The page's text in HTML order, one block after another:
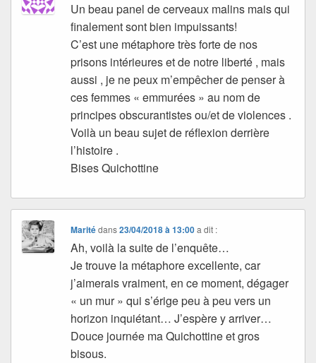
Un beau panel de cerveaux malins mais qui
finalement sont bien impuissants!
C’est une métaphore très forte de nos
prisons intérieures et de notre liberté , mais
aussi , je ne peux m’empêcher de penser à
ces femmes « emmurées » au nom de
principes obscurantistes ou/et de violences .
Voilà un beau sujet de réflexion derrière
l’histoire .
Bises Quichottine
Maritédans23/04/2018 à 13:00 a dit :
Ah, voilà la suite de l’enquête…
Je trouve la métaphore excellente, car
j’aimerais vraiment, en ce moment, dégager
« un mur » qui s’érige peu à peu vers un
horizon inquiétant… J’espère y arriver…
Douce journée ma Quichottine et gros
bisous.